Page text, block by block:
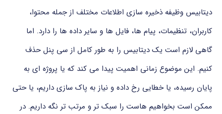
دیتابیس وظیفه ذخیره سازی اطلاعات مختلف ازجمله محتوا،
کاربران، تنظیمات، پیام ها، فایل ها و سایر داده ها را دارد. اما
گاهی لازم است یک دیتابیس را به طور کامل از سی پنلحذف
کنیم. این موضوع زمانی اهمیت پیدا می کند که یا پروژه ای به
پایان رسیده، یاخطایی رخ داده و نیاز به پاک سازی داریم، یاحتی
ممکن است بخواهیم هاست را سبک تر و مرتب تر نگه داریم. در